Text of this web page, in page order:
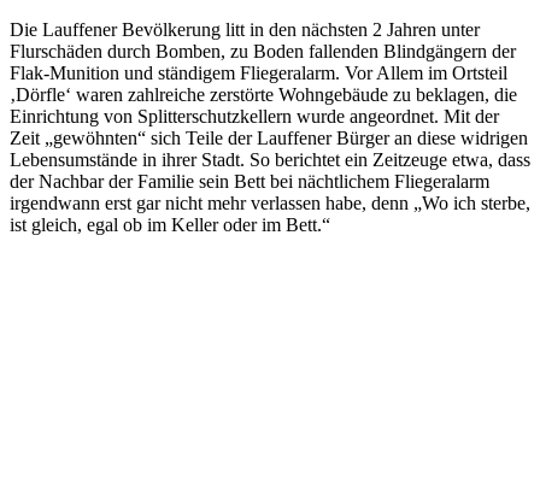
Die Lauffener Bevölkerung litt in den nächsten 2 Jahren unter
Flurschäden durch Bomben, zu Boden fallenden Blindgängern der
Flak-Munition und ständigem Fliegeralarm. Vor Allem im Ortsteil
‚Dörfle‘ waren zahlreiche zerstörte Wohngebäude zu beklagen, die
Einrichtung von Splitterschutzkellern wurde angeordnet. Mit der
Zeit „gewöhnten“ sich Teile der Lauffener Bürger an diese widrigen
Lebensumstände in ihrer Stadt. So berichtet ein Zeitzeuge etwa, dass
der Nachbar der Familie sein Bett bei nächtlichem Fliegeralarm
irgendwann erst gar nicht mehr verlassen habe, denn „Wo ich sterbe,
ist gleich, egal ob im Keller oder im Bett.“